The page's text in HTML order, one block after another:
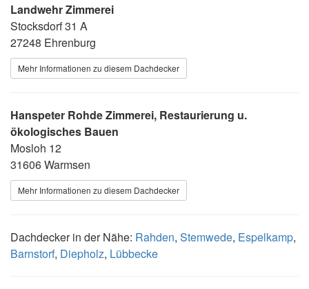
Landwehr Zimmerei
Stocksdorf 31 A
27248 Ehrenburg
Mehr Informationen zu diesem Dachdecker
Hanspeter Rohde Zimmerei, Restaurierung u.
ökologisches Bauen
Mosloh 12
31606 Warmsen
Mehr Informationen zu diesem Dachdecker
Dachdecker in der Nähe: Rahden, Stemwede, Espelkamp,
Barnstorf, Diepholz, Lübbecke